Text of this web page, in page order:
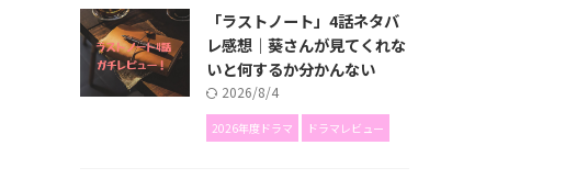
「ラストノート」4話ネタバ
レ感想｜葵さんが見てくれな
いと何するか分かんない
2026/8/4
2026年度ドラマ ドラマレビュー